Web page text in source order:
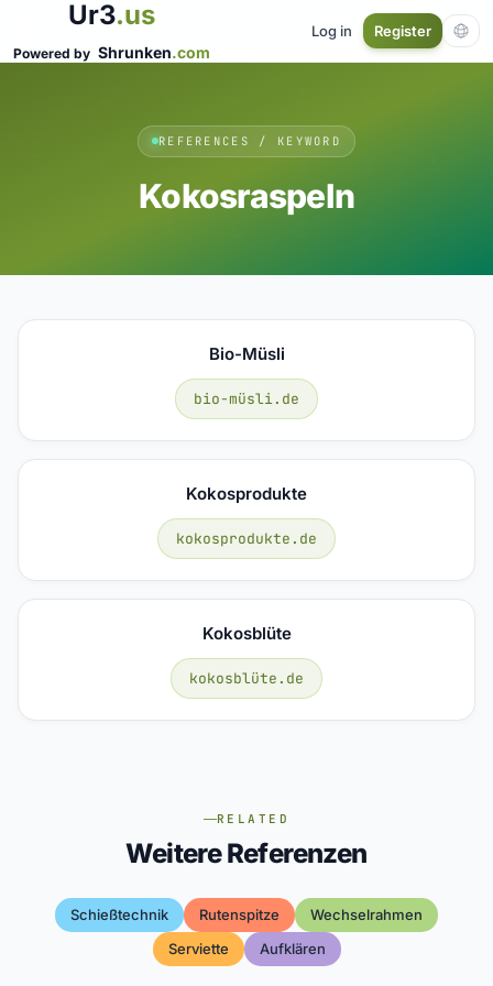
Ur3.us
Powered by Shrunken.com
Log in Register
REFERENCES / KEYWORD
Kokosraspeln
Bio-Müsli
bio-müsli.de
Kokosprodukte
kokosprodukte.de
Kokosblüte
kokosblüte.de
RELATED
Weitere Referenzen
Schießtechnik Rutenspitze
Wechselrahmen
Serviette
Aufklären